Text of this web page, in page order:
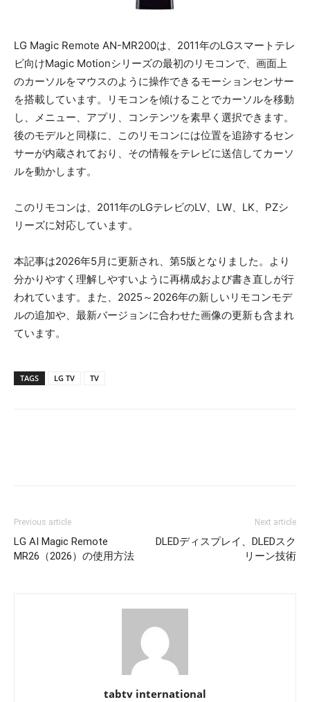
LG Magic Remote AN-MR200は、2011年のLGスマートテレ
ビ向けMagic Motionシリーズの最初のリモコンで、画面上
のカーソルをマウスのように操作できるモーションセンサー
を搭載しています。リモコンを傾けることでカーソルを移動
し、メニュー、アプリ、コンテンツを素早く選択できます。
後のモデルと同様に、このリモコンには位置を追跡するセン
サーが内蔵されており、その情報をテレビに送信してカーソ
ルを動かします。
このリモコンは、2011年のLGテレビのLV、LW、LK、PZシ
リーズに対応しています。
本記事は2026年5月に更新され、第5版となりました。より
分かりやすく理解しやすいように再構成および書き直しが行
われています。また、2025～2026年の新しいリモコンモデ
ルの追加や、最新バージョンに合わせた画像の更新も含まれ
ています。
TAGS LG TV TV
Previous article
LG AI Magic Remote
MR26（2026）の使用方法
Next article
DLEDディスプレイ、DLEDスク
リーン技術
tabtv international